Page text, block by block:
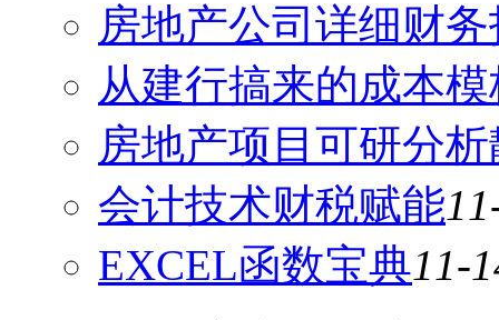
房地产公司详细财
从建行搞来的成本
房地产项目可研分
会计技术财税赋能
EXCEL函数宝典11-